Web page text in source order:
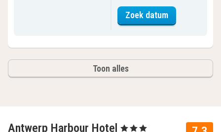
Zoek datumvoor
Toon alles
Antwerp Harbour Hotel , 3 Sterren